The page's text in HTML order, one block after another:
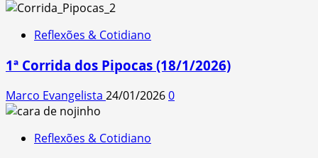
Reflexões & Cotidiano
1ª Corrida dos Pipocas (18/1/2026)
Marco Evangelista 24/01/20260
Reflexões & Cotidiano